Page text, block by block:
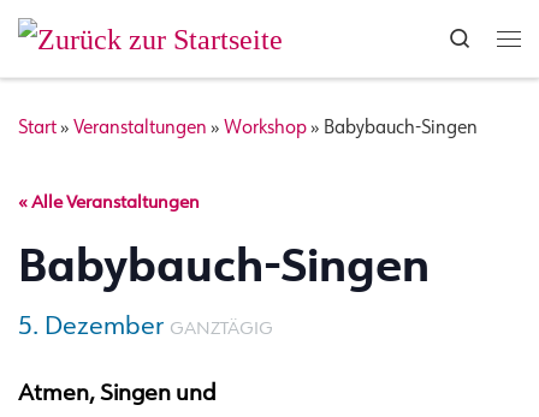
Zum Inhalt springen
Search
Start » Veranstaltungen » Workshop » Babybauch-Singen
« Alle Veranstaltungen
Babybauch-Singen
5. Dezember GANZTÄGIG
Atmen, Singen und